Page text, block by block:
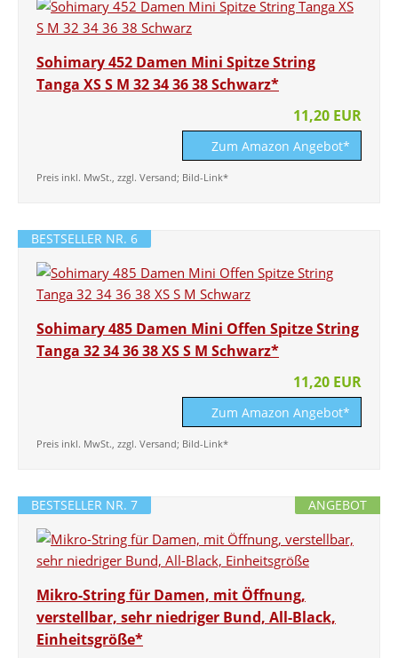
Sohimary 452 Damen Mini Spitze String
Tanga XS S M 32 34 36 38 Schwarz*
11,20 EUR
Zum Amazon Angebot*
Preis inkl. MwSt., zzgl. Versand; Bild-Link*
BESTSELLER NR. 6
Sohimary 485 Damen Mini Offen Spitze String
Tanga 32 34 36 38 XS S M Schwarz*
11,20 EUR
Zum Amazon Angebot*
Preis inkl. MwSt., zzgl. Versand; Bild-Link*
ANGEBOT
BESTSELLER NR. 7
Mikro-String für Damen, mit Öffnung,
verstellbar, sehr niedriger Bund, All-Black,
Einheitsgröße*